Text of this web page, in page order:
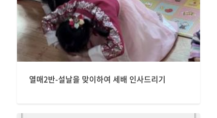
열매2반-설날을 맞이하여 세배 인사드리기